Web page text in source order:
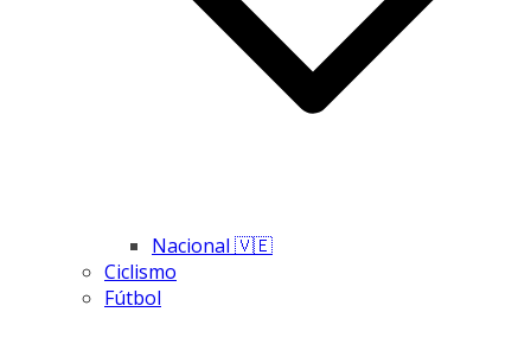
Nacional 🇻🇪
Ciclismo
Fútbol